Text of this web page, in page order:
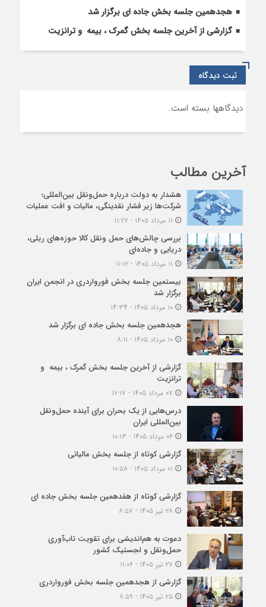
هجدهمین جلسه بخش جاده ای برگزار شد
گزارشی از آخرین جلسه بخش گمرک ، بیمه و ترانزیت
ثبت دیدگاه
دیدگاهها بسته است.
آخرین مطالب
هشدار به دولت درباره حمل‌ونقل بین‌المللی؛
شرکت‌ها زیر فشار نقدینگی، مالیات و افت عملیات
بررسی چالش‌های حمل ونقل کالا حوزه‌های ریلی،
دریایی و جاده‌ای
بیستمین جلسه بخش فورواردری در انجمن ایران
برگزار شد
۱۰ مرداد ۱۴۰۵ - ۱۴:۳۴
هجدهمین جلسه بخش جاده ای برگزار شد
۱۰ مرداد ۱۴۰۵ - ۸:۱۱
گزارشی از آخرین جلسه بخش گمرک ، بیمه و
ترانزیت
درس‌هایی از یک بحران برای آینده حمل‌ونقل
بین‌المللی ایران
گزارشی کوتاه از جلسه بخش مالیاتی
گزارشی کوتاه از هفدهمین جلسه بخش جاده ای
دعوت به هم‌اندیشی برای تقویت تاب‌آوری
حمل‌ونقل و لجستیک کشور
گزارشی از هجدهمین جلسه بخش فورواردری
۲۵ تیر ۱۴۰۵ - ۸:۵۹